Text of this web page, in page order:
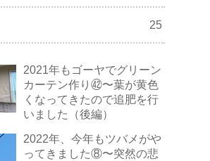
25
2021年もゴーヤでグリーン
カーテン作り㊷〜葉が黄色
くなってきたので追肥を行
いました（後編）
2022年、今年もツバメがや
ってきました⑧〜突然の悲